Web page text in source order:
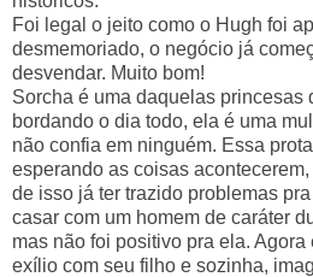
Foi legal o jeito como o Hugh foi
desmemoriado, o negócio já
desvendar. Muito bom!
Sorcha é uma daquelas princesas
bordando o dia todo, ela é uma
não confia em ninguém. Essa
esperando as coisas
de isso já ter trazido problemas
casar com um homem de caráter
mas não foi positivo pra ela.
exílio com seu filho e sozinha,